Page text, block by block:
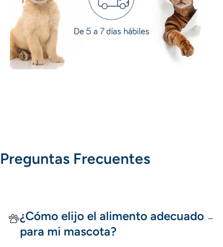
Preguntas Frecuentes
¿Cómo elijo el alimento adecuado
para mi mascota?